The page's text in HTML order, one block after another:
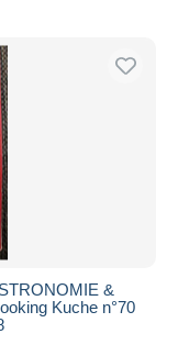
&
Kuche n°70